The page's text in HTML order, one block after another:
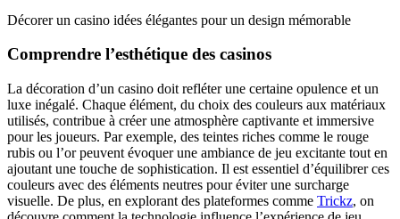
Décorer un casino idées élégantes pour un design mémorable
Comprendre l’esthétique des casinos
La décoration d’un casino doit refléter une certaine opulence et un
luxe inégalé. Chaque élément, du choix des couleurs aux matériaux
utilisés, contribue à créer une atmosphère captivante et immersive
pour les joueurs. Par exemple, des teintes riches comme le rouge
rubis ou l’or peuvent évoquer une ambiance de jeu excitante tout en
ajoutant une touche de sophistication. Il est essentiel d’équilibrer ces
couleurs avec des éléments neutres pour éviter une surcharge
visuelle. De plus, en explorant des plateformes comme Trickz, on